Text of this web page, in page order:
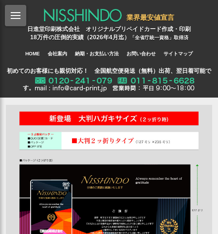
HOME 会社案内 納期・お支払い方法 お問い合わせ サイトマップ
初めてのお客様にも親切対応！ 全国航空便発送（無料）出荷、翌日着可能で
す。
業界最安値宣言
日進堂印刷株式会社 オリジナルプリペイドカード作成・印刷
18万件の圧倒的実績（2026年4月迄）
「全省庁統一資格」取得済